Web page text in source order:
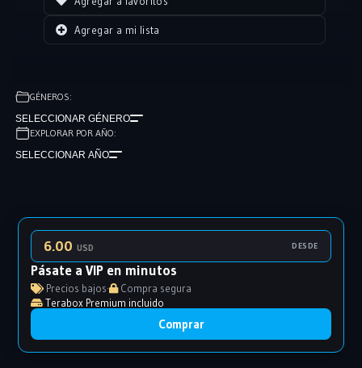
Agregar a mi lista
GÉNEROS:
SELECCIONAR GÉNERO
EXPLORAR POR AÑO:
SELECCIONAR AÑO
6.00USD DESDE
Pásate a VIP en minutos
Precios bajos·
Compra segura
Terabox Premium incluido
Comprar